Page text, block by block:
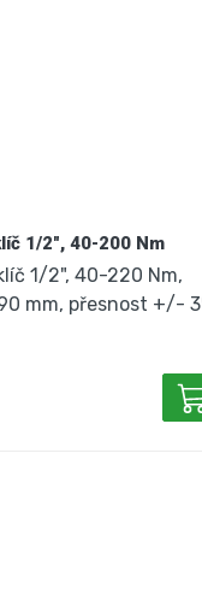
1/2", 40-200 Nm
1/2", 40-220 Nm,
mm, přesnost +/-